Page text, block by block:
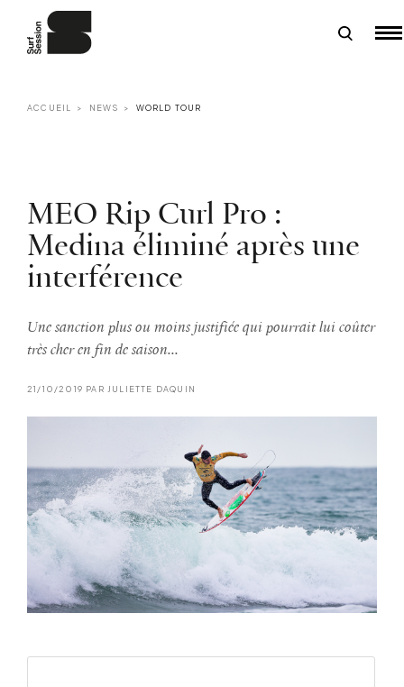
ACCUEIL NEWS WORLD TOUR
MEO Rip Curl Pro :
Medina éliminé après une
interférence
Une sanction plus ou moins justifiée qui pourrait lui coûter
très cher en fin de saison...
21/10/2019 PAR JULIETTE DAQUIN